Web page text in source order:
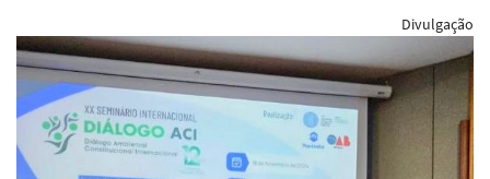
E-
mail
Divulgação